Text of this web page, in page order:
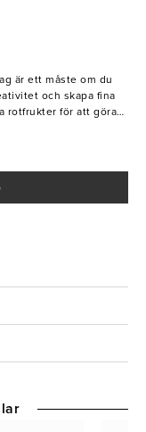
är ett måste om du
och skapa fina
rotfrukter för att göra